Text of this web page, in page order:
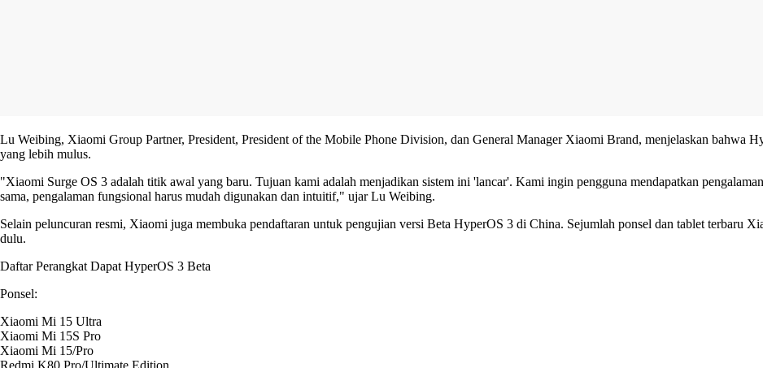
Lu Weibing, Xiaomi Group Partner, President, President of the Mobile Phone Division, dan General Manager Xiaomi Brand, menjelaskan bahwa
yang lebih mulus.
"Xiaomi Surge OS 3 adalah titik awal yang baru. Tujuan kami adalah menjadikan sistem ini 'lancar'. Kami ingin pengguna mendapatkan
sama, pengalaman fungsional harus mudah digunakan dan intuitif," ujar Lu Weibing.
Selain peluncuran resmi, Xiaomi juga membuka pendaftaran untuk pengujian versi Beta HyperOS 3 di China. Sejumlah ponsel dan tablet terbaru
dulu.
Daftar Perangkat Dapat HyperOS 3 Beta
Ponsel:
Xiaomi Mi 15 Ultra
Xiaomi Mi 15S Pro
Xiaomi Mi 15/Pro
Redmi K80 Pro/Ultimate Edition